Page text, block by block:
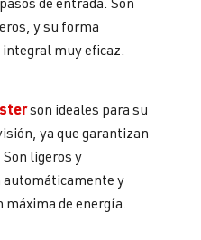
y su forma
muy eficaz.
son ideales para su
ya que garantizan
ligeros y
automáticamente y
máxima de energía.